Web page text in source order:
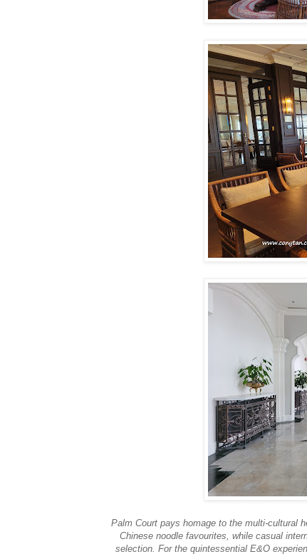
Palm Court pays homage to the multi-cultural
Chinese noodle favourites, while casual
selection. For the quintessential E&O